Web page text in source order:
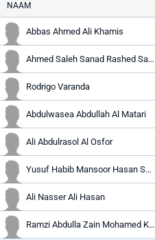
NAAM
Abbas Ahmed Ali Khamis
Ahmed Saleh Sanad Rashed Sanad
Rodrigo Varanda
Abdulwasea Abdullah Al Matari
Ali Abdulrasol Al Osfor
Yusuf Habib Mansoor Hasan Shabaan
Ali Nasser Ali Hasan
Ramzi Abdulla Zain Mohamed Khudhair